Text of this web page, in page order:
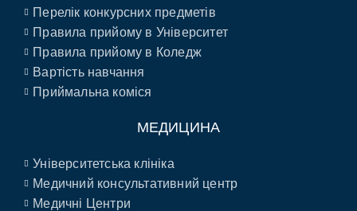
Перелік конкурсних предметів
Правила прийому в Університет
Правила прийому в Коледж
Вартість навчання
Приймальна коміся
МЕДИЦИНА
Університетська клініка
Медичний консультативний центр
Медичні Центри